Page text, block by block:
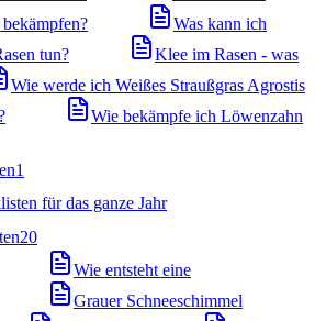
Was kann ich
tun?
Klee im Rasen - was
Wie werde ich Weißes Straußgras Agrostis
Wie bekämpfe ich Löwenzahn
1
für das ganze Jahr
20
Wie entsteht eine
Grauer Schneeschimmel